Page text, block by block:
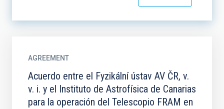
AGREEMENT
Acuerdo entre el Fyzikální ústav AV ČR, v.
v. i. y el Instituto de Astrofísica de Canarias
para la operación del Telescopio FRAM en